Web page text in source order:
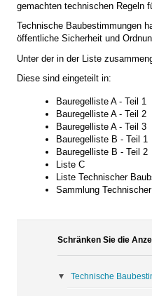
gemachten technischen Regeln
Technische Baubestimmungen
öffentliche Sicherheit und
Unter der in der Liste
Diese sind eingeteilt in:
Bauregelliste A - Teil 1
Bauregelliste A - Teil 2
Bauregelliste A - Teil 3
Bauregelliste B - Teil 1
Bauregelliste B - Teil 2
Liste C
Liste Technischer
Sammlung
Schränken Sie die
Technische